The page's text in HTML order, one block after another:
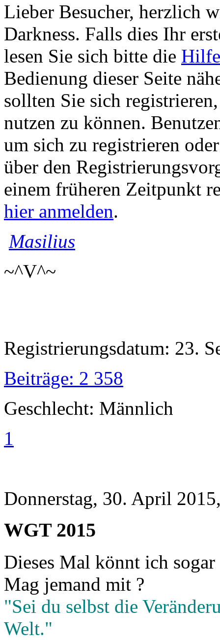
Lieber Besucher, herzlich
Darkness. Falls dies Ihr
lesen Sie sich bitte die Hilfe
Bedienung dieser Seite
sollten Sie sich
nutzen zu können.
um sich zu registrieren
über den
einem früheren Zeitpunkt
hier anmelden.
Masilius
~^V^~
Registrierungsdatum: 23.
Beiträge: 2 358
Geschlecht: Männlich
1
Donnerstag, 30. April
WGT 2015
Dieses Mal könnt ich
Mag jemand mit ?
"Sei du selbst die
Welt."